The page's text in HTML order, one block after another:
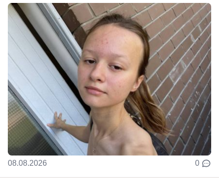
08.08.2026 0